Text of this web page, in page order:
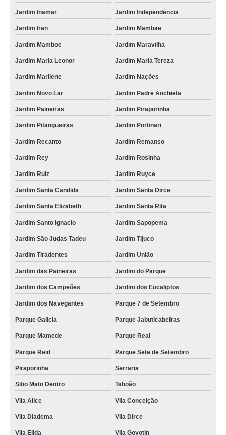
Jardim Inamar Jardim Independência
Jardim Iran Jardim Mambae
Jardim Mamboe Jardim Maravilha
Jardim Maria Leonor Jardim Maria Tereza
Jardim Marilene Jardim Nações
Jardim Novo Lar Jardim Padre Anchieta
Jardim Paineiras Jardim Piraporinha
Jardim Pitangueiras Jardim Portinari
Jardim Recanto Jardim Remanso
Jardim Rey Jardim Rosinha
Jardim Ruiz Jardim Ruyce
Jardim Santa Candida Jardim Santa Dirce
Jardim Santa Elizabeth Jardim Santa Rita
Jardim Santo Ignacio Jardim Sapopema
Jardim São Judas Tadeu Jardim Tijuco
Jardim Tiradentes Jardim União
Jardim das Paineiras Jardim do Parque
Jardim dos Campeões Jardim dos Eucaliptos
Jardim dos Navegantes Parque 7 de Setembro
Parque Galicia Parque Jabuticabeiras
Parque Mamede Parque Real
Parque Reid Parque Sete de Setembro
Piraporinha Serraria
Sitio Mato Dentro Taboão
Vila Alice Vila Conceição
Vila Diadema Vila Dirce
Vila Elida Vila Goyotin